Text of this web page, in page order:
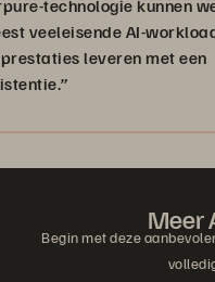
kunnen we
AI-workloads
leveren met een
Meer
Begin met deze